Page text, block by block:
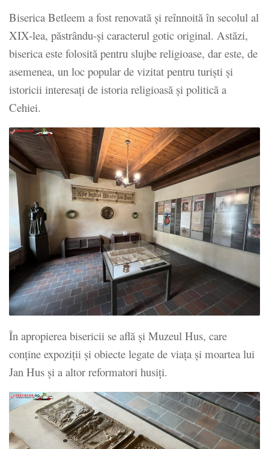
Biserica Betleem a fost renovată și reînnoită în secolul al
XIX-lea, păstrându-și caracterul gotic original. Astăzi,
biserica este folosită pentru slujbe religioase, dar este, de
asemenea, un loc popular de vizitat pentru turiști și
istoricii interesați de istoria religioasă și politică a
Cehiei.
În apropierea bisericii se află și Muzeul Hus, care
conține expoziții și obiecte legate de viața și moartea lui
Jan Hus și a altor reformatori husiți.